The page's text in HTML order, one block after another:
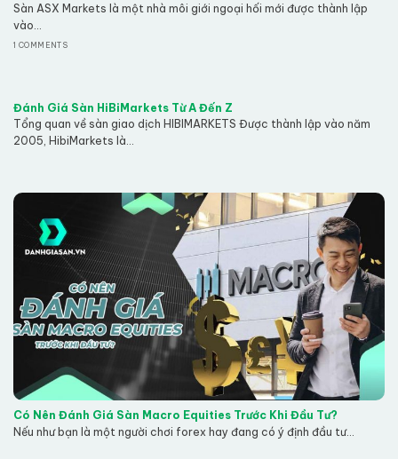
Sàn ASX Markets là một nhà môi giới ngoại hối mới được thành lập
vào...
1 COMMENTS
Đánh Giá Sàn HiBiMarkets Từ A Đến Z
Tổng quan về sàn giao dịch HIBIMARKETS Được thành lập vào năm
2005, HibiMarkets là...
Có Nên Đánh Giá Sàn Macro Equities Trước Khi Đầu Tư?
Nếu như bạn là một người chơi forex hay đang có ý định đầu tư...